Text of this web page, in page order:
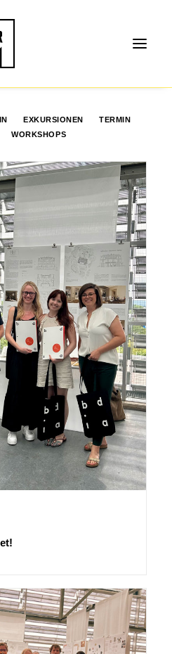
EXKURSIONEN
TERMIN
WORKSHOPS